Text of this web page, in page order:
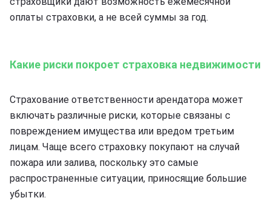
оплаты страховки, а не всей суммы за год.
Какие риски покроет страховка недвижимости
Страхование ответственности арендатора может
включать различные риски, которые связаны с
повреждением имущества или вредом третьим
лицам. Чаще всего страховку покупают на случай
пожара или залива, поскольку это самые
распространенные ситуации, приносящие большие
убытки.